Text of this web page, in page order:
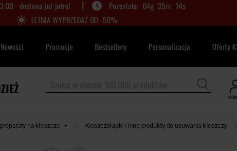
- dostawa już jutro! | 04g 35m 13s
LETNIA WYPRZEDAŻ DO -50%
Nowości Promocje Bestsellery Personalizacja Oferty
na kleszcze Kleszczołapki i inne produkty do usuwania kleszczy